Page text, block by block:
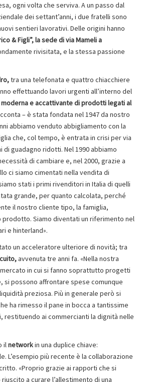
ogni volta che serviva. A un passo dal
dei settant’anni, i due fratelli sono
sentieri lavorativi. Delle origini hanno
& Figli”, la sede di via Mameli a
rivisitata, e la stessa passione
tra una telefonata e quattro chiacchiere
effettuando lavori urgenti all’interno del
moderna e accattivante di prodotti legati al
– è stata fondata nel 1947 da nostro
abbiamo venduto abbigliamento con la
che, col tempo, è entrata in crisi per via
guadagno ridotti. Nel 1990 abbiamo
di cambiare e, nel 2000, grazie a
ci siamo cimentati nella vendita di
stati i primi rivenditori in Italia di quelli
grande, per quanto calcolata, perché
il nostro cliente tipo, la famiglia,
Siamo diventati un riferimento nel
e hinterland».
un acceleratore ulteriore di novità; tra
avvenuta tre anni fa. «Nella nostra
in cui si fanno soprattutto progetti
si possono affrontare spese comunque
preziosa. Più in generale però si
ha rimesso il pane in bocca a tantissime
restituendo ai commercianti la dignità nelle
ilnetworkin una duplice chiave:
L’esempio più recente è la collaborazione
«Proprio grazie ai rapporti che si
a curare l’allestimento di una